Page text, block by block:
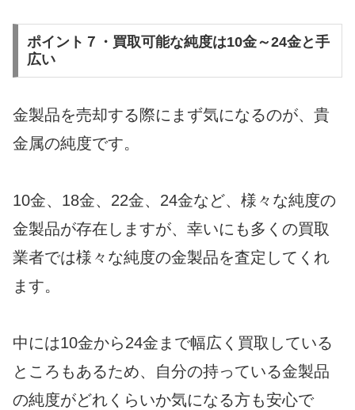
ポイント７・買取可能な純度は10金～24金と手
広い
金製品を売却する際にまず気になるのが、貴
金属の純度です。
10金、18金、22金、24金など、様々な純度の
金製品が存在しますが、幸いにも多くの買取
業者では様々な純度の金製品を査定してくれ
ます。
中には10金から24金まで幅広く買取している
ところもあるため、自分の持っている金製品
の純度がどれくらいか気になる方も安心で